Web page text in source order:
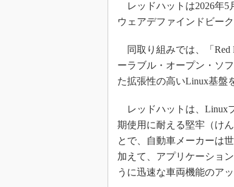
レッドハットは2026年5
ウェアデファインドビー
同取り組みでは、「Red
ーラブル・オープン・ソ
た拡張性の高いLinux基盤
レッドハットは、Linux
期使用に耐える堅牢（け
とで、自動車メーカーは
加えて、アプリケーショ
うに迅速な車両機能のア